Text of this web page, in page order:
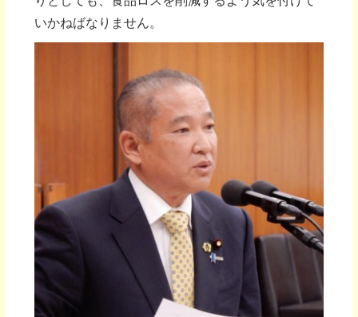
いかねばなりません。